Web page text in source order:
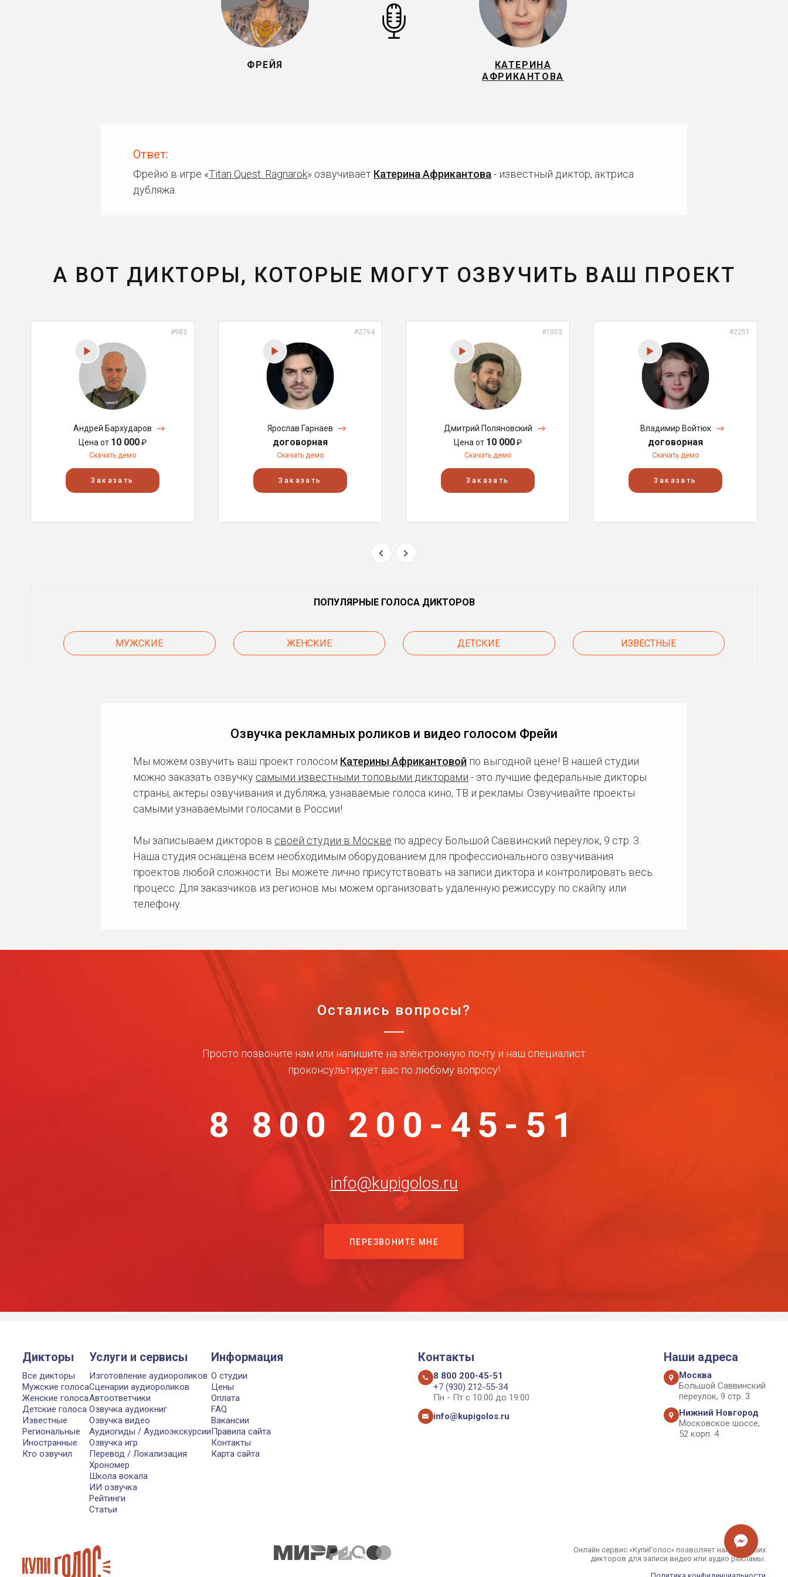
ФРЕЙЯ
КАТЕРИНА
АФРИКАНТОВА
Ответ:
Фрейю в игре «Titan Quest: Ragnarok» озвучивает Катерина Африкантова - известный диктор, актриса
дубляжа.
А ВОТ ДИКТОРЫ, КОТОРЫЕ МОГУТ ОЗВУЧИТЬ ВАШ ПРОЕКТ
#983
Андрей Бархударов
Цена от 10 000₽
Скачать демо
Заказать
#2794
Ярослав Гарнаев
договорная
Скачать демо
Заказать
#1003
Дмитрий Поляновский
Цена от 10 000₽
Скачать демо
Заказать
#2251
Владимир Войтюк
договорная
Скачать демо
Заказать
ПОПУЛЯРНЫЕ ГОЛОСА ДИКТОРОВ
МУЖСКИЕ ЖЕНСКИЕ ДЕТСКИЕ ИЗВЕСТНЫЕ
Озвучка рекламных роликов и видео голосом Фрейи
Мы можем озвучить ваш проект голосом Катерины Африкантовой по выгодной цене! В нашей студии
можно заказать озвучку самыми известными топовыми дикторами - это лучшие федеральные дикторы
страны, актеры озвучивания и дубляжа, узнаваемые голоса кино, ТВ и рекламы. Озвучивайте проекты
самыми узнаваемыми голосами в России!
Мы записываем дикторов в своей студии в Москве по адресу Большой Саввинский переулок, 9 стр. 3.
Наша студия оснащена всем необходимым оборудованием для профессионального озвучивания
проектов любой сложности. Вы можете лично присутствовать на записи диктора и контролировать весь
процесс. Для заказчиков из регионов мы можем организовать удаленную режиссуру по скайпу или
телефону.
Остались вопросы?
Просто позвоните нам или напишите на электронную почту и наш специалист
проконсультирует вас по любому вопросу!
8 800 200-45-51
info@kupigolos.ru
ПЕРЕЗВОНИТЕ МНЕ
Дикторы
Все дикторы
Мужские голоса
Женские голоса
Детские голоса
Известные
Региональные
Иностранные
Кто озвучил
Услуги и сервисы
Изготовление аудиороликов
Сценарии аудиороликов
Автоответчики
Озвучка аудиокниг
Озвучка видео
Аудиогиды / Аудиоэкскурсии
Озвучка игр
Перевод / Локализация
Хрономер
Школа вокала
ИИ озвучка
Рейтинги
Статьи
Информация
О студии
Цены
Оплата
FAQ
Вакансии
Правила сайта
Контакты
Карта сайта
Контакты
8 800 200-45-51
+7 (930) 212-55-34
Пн - Пт с 10:00 до 19:00
info@kupigolos.ru
Наши адреса
Москва
Большой Саввинский
переулок, 9 стр. 3
Нижний Новгород
Московское шоссе,
52 корп. 4
Онлайн сервис «КупиГолос» позволяет найти лучших
дикторов для записи видео или аудио рекламы.